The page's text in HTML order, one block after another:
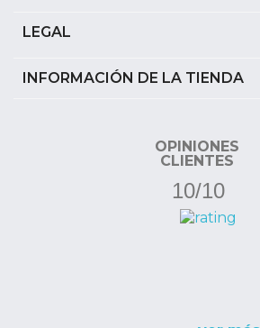
LEGAL
INFORMACIÓN DE LA TIENDA
OPINIONES
CLIENTES
10/10